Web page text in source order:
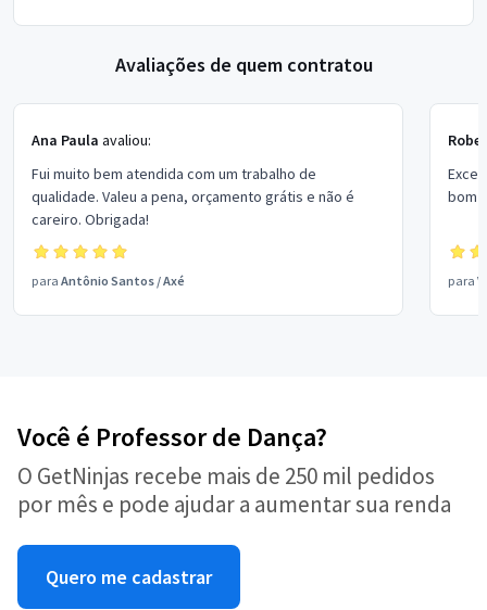
Avaliações de quem contratou
Ana Paula avaliou:
Fui muito bem atendida com um trabalho de
qualidade. Valeu a pena, orçamento grátis e não é
careiro. Obrigada!
para Antônio Santos /Axé
bom
para
Você é Professor de Dança?
O GetNinjas recebe mais de 250 mil pedidos
por mês e pode ajudar a aumentar sua renda
Quero me cadastrar